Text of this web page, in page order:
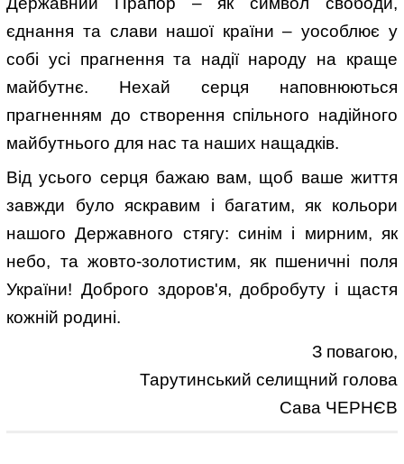
єднання та слави нашої країни – уособлює у
собі усі прагнення та надії народу на краще
майбутнє. Нехай серця наповнюються
прагненням до створення спільного надійного
майбутнього для нас та наших нащадків.
Від усього серця бажаю вам, щоб ваше життя
завжди було яскравим і багатим, як кольори
нашого Державного стягу: синім і мирним, як
небо, та жовто-золотистим, як пшеничні поля
України! Доброго здоров'я, добробуту і щастя
кожній родині.
З повагою,
Тарутинський селищний голова
Сава ЧЕРНЄВ